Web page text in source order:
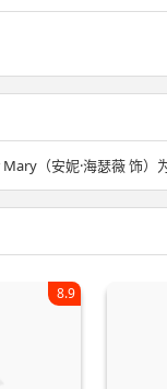
（安妮·海瑟薇 饰）
8.9